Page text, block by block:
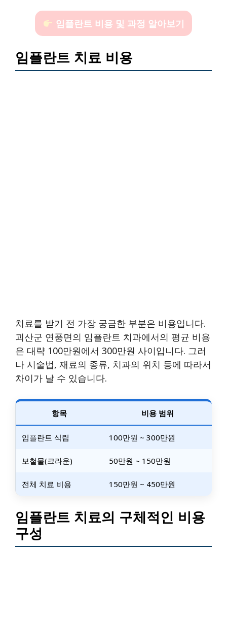
임플란트 비용 및 과정 알아보기
임플란트 치료 비용
치료를 받기 전 가장 궁금한 부분은 비용입니다.
괴산군 연풍면의 임플란트 치과에서의 평균 비용
은 대략 100만원에서 300만원 사이입니다. 그러
나 시술법, 재료의 종류, 치과의 위치 등에 따라서
차이가 날 수 있습니다.
항목 비용 범위
임플란트 식립 100만원 ~ 300만원
보철물(크라운) 50만원 ~ 150만원
전체 치료 비용 150만원 ~ 450만원
임플란트 치료의 구체적인 비용
구성